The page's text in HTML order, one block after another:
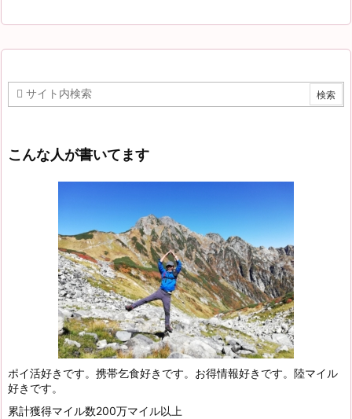
こんな人が書いてます
ポイ活好きです。携帯乞食好きです。お得情報好きです。陸マイル
好きです。
累計獲得マイル数200万マイル以上